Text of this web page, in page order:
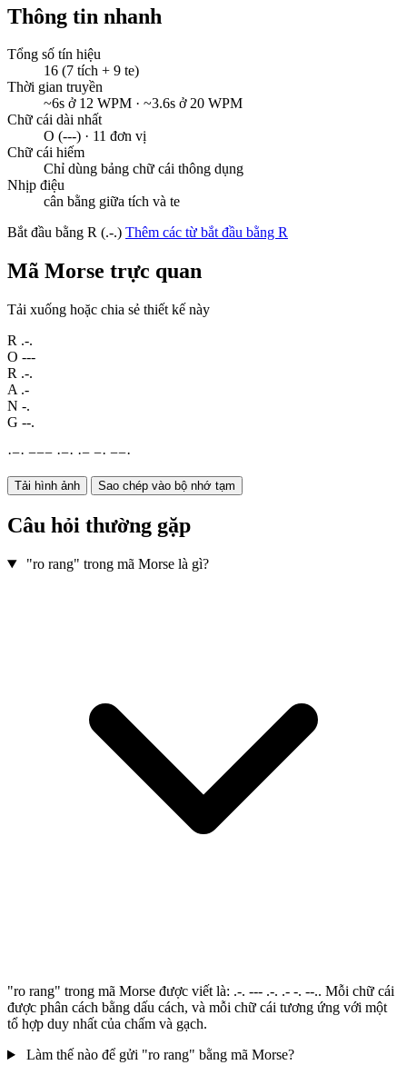
Thông tin nhanh
Tổng số tín hiệu
16 (7 tích + 9 te)
Thời gian truyền
~6s ở 12 WPM · ~3.6s ở 20 WPM
Chữ cái dài nhất
O (---) · 11 đơn vị
Chữ cái hiếm
Chỉ dùng bảng chữ cái thông dụng
Nhịp điệu
cân bằng giữa tích và te
Bắt đầu bằng R (.-.) Thêm các từ bắt đầu bằng R
Mã Morse trực quan
Tải xuống hoặc chia sẻ thiết kế này
R .-.
O ---
R .-.
A .-
N -.
G --.
·−· −−− ·−· ·− −· −−·
Tải hình ảnh Sao chép vào bộ nhớ tạm
Câu hỏi thường gặp
"ro rang" trong mã Morse là gì?
"ro rang" trong mã Morse được viết là: .-. --- .-. .- -. --.. Mỗi chữ cái
được phân cách bằng dấu cách, và mỗi chữ cái tương ứng với một
tổ hợp duy nhất của chấm và gạch.
Làm thế nào để gửi "ro rang" bằng mã Morse?